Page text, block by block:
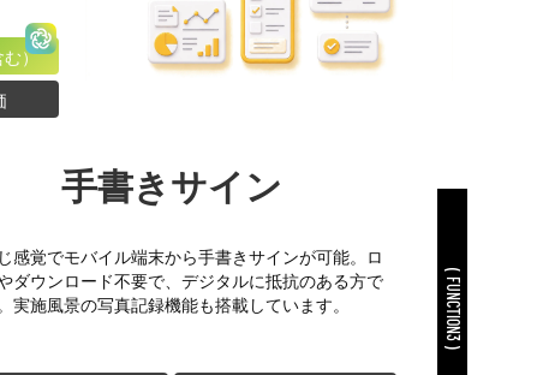
む）
手書きサイン
感覚でモバイル端末から手書きサインが可能。ロ
ダウンロード不要で、デジタルに抵抗のある方で
実施風景の写真記録機能も搭載しています。
( FUNCTION3 )